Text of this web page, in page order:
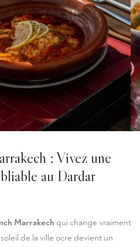
: Vivez une
au Dardar
Marrakech qui change vraiment
de la ville ocre devient un